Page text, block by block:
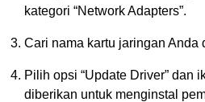
kategori “Network Adapters”.
Cari nama kartu jaringan Anda
Pilih opsi “Update Driver” dan
diberikan untuk menginstal